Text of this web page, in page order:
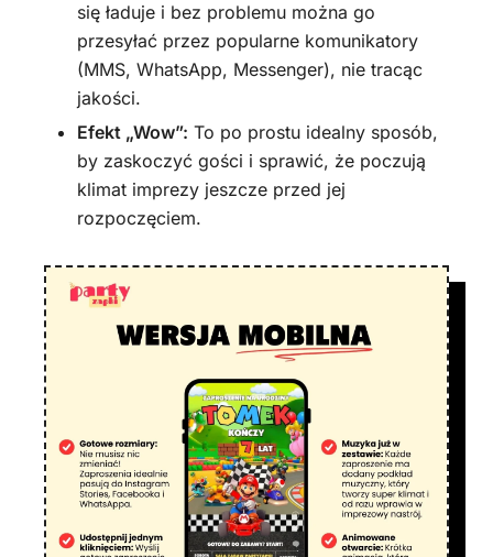
się ładuje i bez problemu można go
przesyłać przez popularne komunikatory
(MMS, WhatsApp, Messenger), nie tracąc
jakości.
Efekt „Wow”: To po prostu idealny sposób,
by zaskoczyć gości i sprawić, że poczują
klimat imprezy jeszcze przed jej
rozpoczęciem.